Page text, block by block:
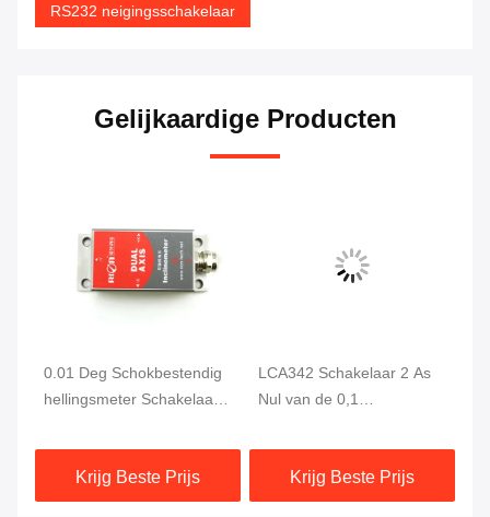
RS232 neigingsschakelaar
Gelijkaardige Producten
0.01 Deg Schokbestendig
hellingsmeter Schakelaar
Krijg Beste Prijs
LCA342 Schakelaar 2 As
Nul van de 0,1
Vastgestelde Functie
Krijg Beste Prijs